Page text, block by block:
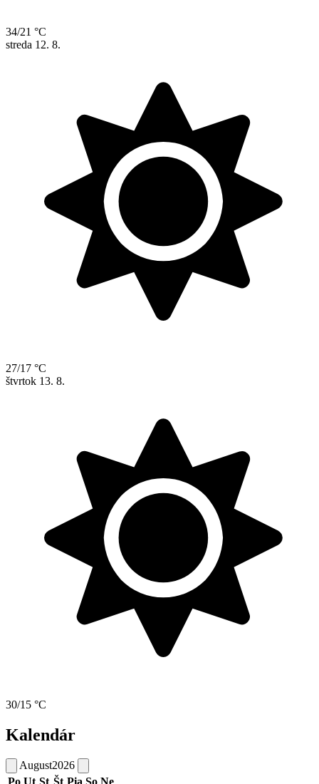
34/21 °C
streda 12. 8.
27/17 °C
štvrtok 13. 8.
30/15 °C
Kalendár
August2026